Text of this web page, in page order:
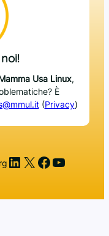
Usa Linux,
È
(Privacy)
LinkedIn
X Facebook